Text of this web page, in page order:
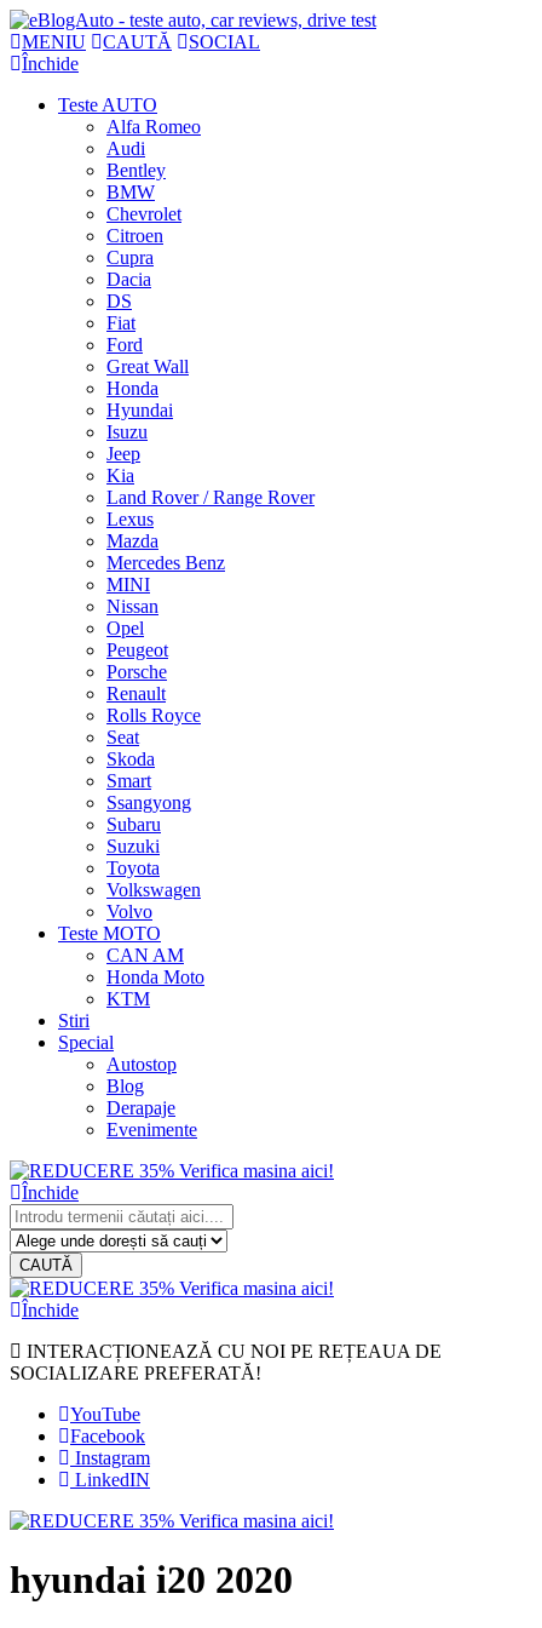
MENIU CAUTĂ
SOCIAL
Închide
Teste AUTO
Alfa Romeo
Audi
Bentley
BMW
Chevrolet
Citroen
Cupra
Dacia
DS
Fiat
Ford
Great Wall
Honda
Hyundai
Isuzu
Jeep
Kia
Land Rover / Range Rover
Lexus
Mazda
Mercedes Benz
MINI
Nissan
Opel
Peugeot
Porsche
Renault
Rolls Royce
Seat
Skoda
Smart
Ssangyong
Subaru
Suzuki
Toyota
Volkswagen
Volvo
Teste MOTO
CAN AM
Honda Moto
KTM
Stiri
Special
Autostop
Blog
Derapaje
Evenimente
Închide
CAUTĂ
Închide
INTERACȚIONEAZĂ CU NOI PE REȚEAUA DE
SOCIALIZARE PREFERATĂ!
YouTube
Facebook
Instagram
LinkedIN
hyundai i20 2020